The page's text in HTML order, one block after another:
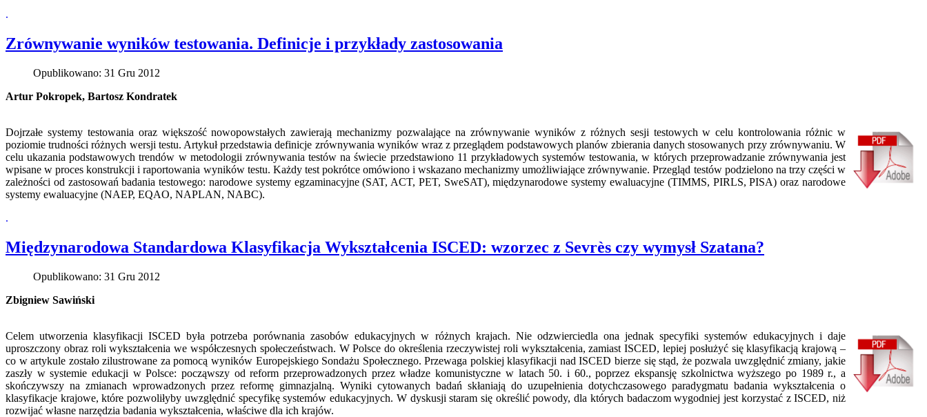
.
Zrównywanie wyników testowania. Definicje i przykłady zastosowania
Opublikowano: 31 Gru 2012
Artur Pokropek, Bartosz Kondratek
Dojrzałe systemy testowania oraz większość nowopowstałych zawierają mechanizmy pozwalające na zrównywanie wyników z różnych sesji testowych w celu kontrolowania różnic w
poziomie trudności różnych wersji testu. Artykuł przedstawia definicje zrównywania wyników wraz z przeglądem podstawowych planów zbierania danych stosowanych przy zrównywaniu. W
celu ukazania podstawowych trendów w metodologii zrównywania testów na świecie przedstawiono 11 przykładowych systemów testowania, w których przeprowadzanie zrównywania jest
wpisane w proces konstrukcji i raportowania wyników testu. Każdy test pokrótce omówiono i wskazano mechanizmy umożliwiające zrównywanie. Przegląd testów podzielono na trzy części w
zależności od zastosowań badania testowego: narodowe systemy egzaminacyjne (SAT, ACT, PET, SweSAT), międzynarodowe systemy ewaluacyjne (TIMMS, PIRLS, PISA) oraz narodowe
systemy ewaluacyjne (NAEP, EQAO, NAPLAN, NABC).
.
Międzynarodowa Standardowa Klasyfikacja Wykształcenia ISCED: wzorzec z Sevrès czy wymysł Szatana?
Opublikowano: 31 Gru 2012
Zbigniew Sawiński
Celem utworzenia klasyfikacji ISCED była potrzeba porównania zasobów edukacyjnych w różnych krajach. Nie odzwierciedla ona jednak specyfiki systemów edukacyjnych i daje
uproszczony obraz roli wykształcenia we współczesnych społeczeństwach. W Polsce do określenia rzeczywistej roli wykształcenia, zamiast ISCED, lepiej posłużyć się klasyfikacją krajową –
co w artykule zostało zilustrowane za pomocą wyników Europejskiego Sondażu Społecznego. Przewaga polskiej klasyfikacji nad ISCED bierze się stąd, że pozwala uwzględnić zmiany, jakie
zaszły w systemie edukacji w Polsce: począwszy od reform przeprowadzonych przez władze komunistyczne w latach 50. i 60., poprzez ekspansję szkolnictwa wyższego po 1989 r., a
skończywszy na zmianach wprowadzonych przez reformę gimnazjalną. Wyniki cytowanych badań skłaniają do uzupełnienia dotychczasowego paradygmatu badania wykształcenia o
klasyfikacje krajowe, które pozwoliłyby uwzględnić specyfikę systemów edukacyjnych. W dyskusji staram się określić powody, dla których badaczom wygodniej jest korzystać z ISCED, niż
rozwijać własne narzędzia badania wykształcenia, właściwe dla ich krajów.